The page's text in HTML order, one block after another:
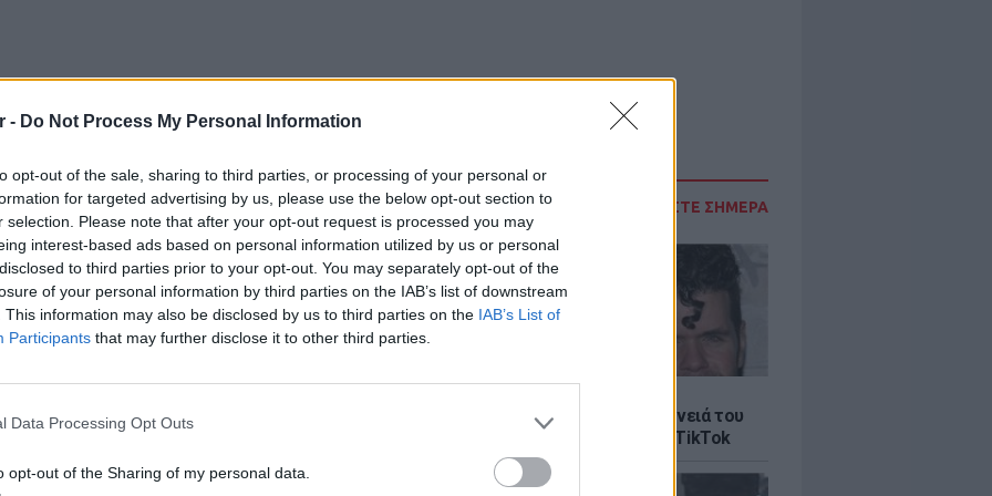
- Do Not Process My Personal Information
opt-out of the sale, sharing to third parties, or processing of your personal or
for targeted advertising by us, please use the below opt-out section to
selection. Please note that after your opt-out request is processed you may
interest-based ads based on personal information utilized by us or personal
to third parties prior to your opt-out. You may separately opt-out of the
of your personal information by third parties on the IAB’s list of downstream
This information may also be disclosed by us to third parties on the IAB’s List of
Participants that may further disclose it to other third parties.
Data Processing Opt Outs
opt-out of the Sharing of my personal data.
ΔΙΑΒΑΣΤΕ ΣΗΜΕΡΑ
Πέρεζ Χίλτον: Τι λέει η οικογένειά του
μετά το σοκαριστικό live στο TikTok
του Νομού Ηλείας. Στα 1979, κι ενώ ήταν
Σχολής του Α.Π.Θ., έφυγε για το
Veme section (Θρησκευτικές Eπιστήμες)
και στο εκεί Εργαστήριο
κάτω από τη διεύθυνση του Jean Rouche